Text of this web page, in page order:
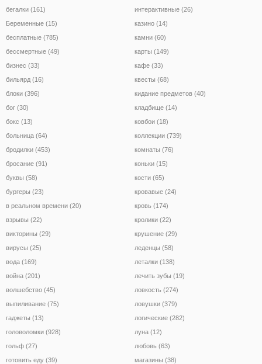
бегалки (161)
Беременные (15)
бесплатные (785)
бессмертные (49)
бизнес (33)
бильярд (16)
блоки (396)
бог (30)
бокс (13)
больница (64)
бродилки (453)
бросание (91)
буквы (58)
бургеры (23)
в реальном времени (20)
взрывы (22)
викторины (29)
вирусы (25)
вода (169)
война (201)
волшебство (45)
выпиливание (75)
гаджеты (13)
головоломки (928)
гольф (27)
готовить еду (39)
интерактивные (26)
казино (14)
камни (60)
карты (149)
кафе (33)
квесты (68)
кидание предметов (40)
кладбище (14)
ковбои (18)
коллекции (739)
комнаты (76)
коньки (15)
кости (65)
кровавые (24)
кровь (174)
кролики (22)
крушение (29)
леденцы (58)
леталки (138)
лечить зубы (19)
ловкость (274)
ловушки (379)
логические (282)
луна (12)
любовь (63)
магазины (38)